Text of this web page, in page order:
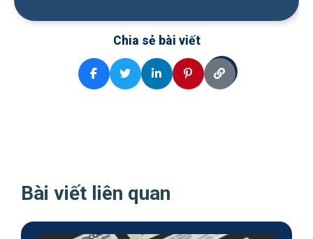
Chia sẻ bài viết
Bài viết liên quan